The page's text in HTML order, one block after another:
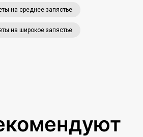
на среднее запястье
на широкое запястье